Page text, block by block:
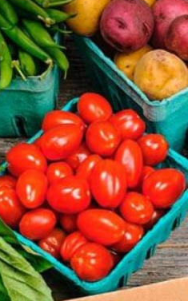
tổng hợp tất cả các sản phẩm
Marketing dành cho điện